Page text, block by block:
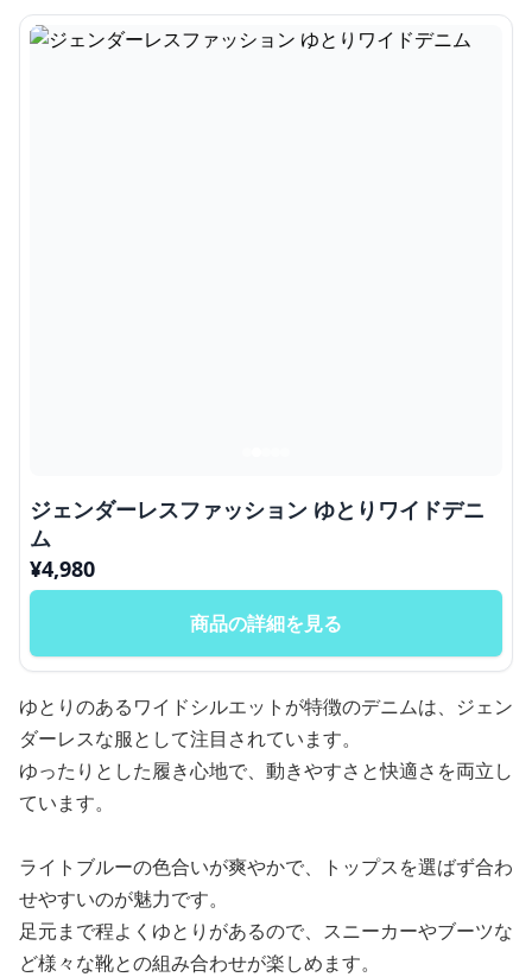
ジェンダーレスファッション ゆとりワイドデニ
ム
¥4,980
商品の詳細を見る
ゆとりのあるワイドシルエットが特徴のデニムは、ジェン
ダーレスな服として注目されています。
ゆったりとした履き心地で、動きやすさと快適さを両立し
ています。
ライトブルーの色合いが爽やかで、トップスを選ばず合わ
せやすいのが魅力です。
足元まで程よくゆとりがあるので、スニーカーやブーツな
ど様々な靴との組み合わせが楽しめます。